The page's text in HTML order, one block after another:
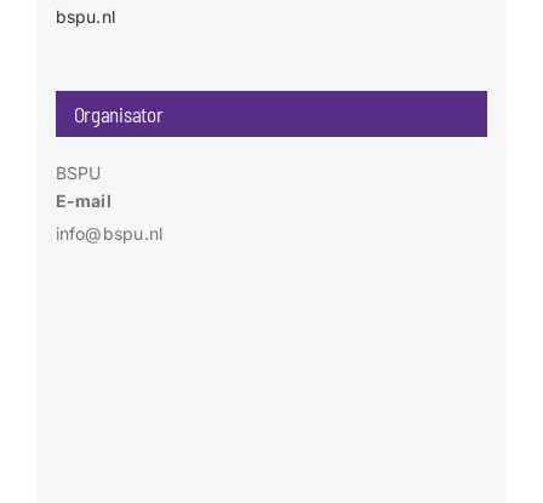
bspu.nl
Organisator
BSPU
E-mail
info@bspu.nl